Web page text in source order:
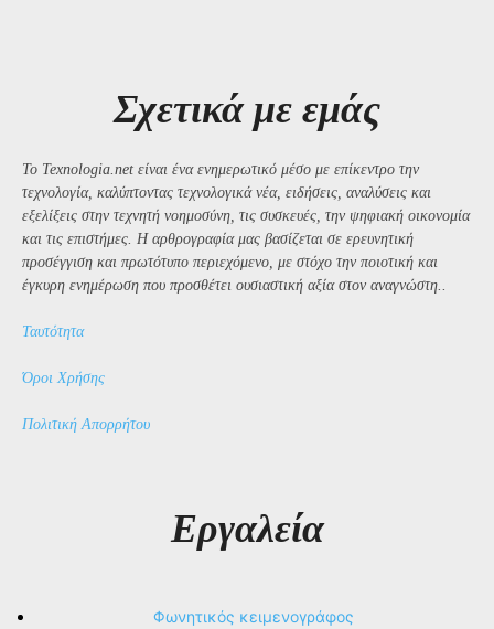
Σχετικά με εμάς
Το Texnologia.net είναι ένα ενημερωτικό μέσο με επίκεντρο την
τεχνολογία, καλύπτοντας τεχνολογικά νέα, ειδήσεις, αναλύσεις και
εξελίξεις στην τεχνητή νοημοσύνη, τις συσκευές, την ψηφιακή οικονομία
και τις επιστήμες. Η αρθρογραφία μας βασίζεται σε ερευνητική
προσέγγιση και πρωτότυπο περιεχόμενο, με στόχο την ποιοτική και
έγκυρη ενημέρωση που προσθέτει ουσιαστική αξία στον αναγνώστη..
Ταυτότητα
Όροι Χρήσης
Πολιτική Απορρήτου
Εργαλεία
Φωνητικός κειμενογράφος